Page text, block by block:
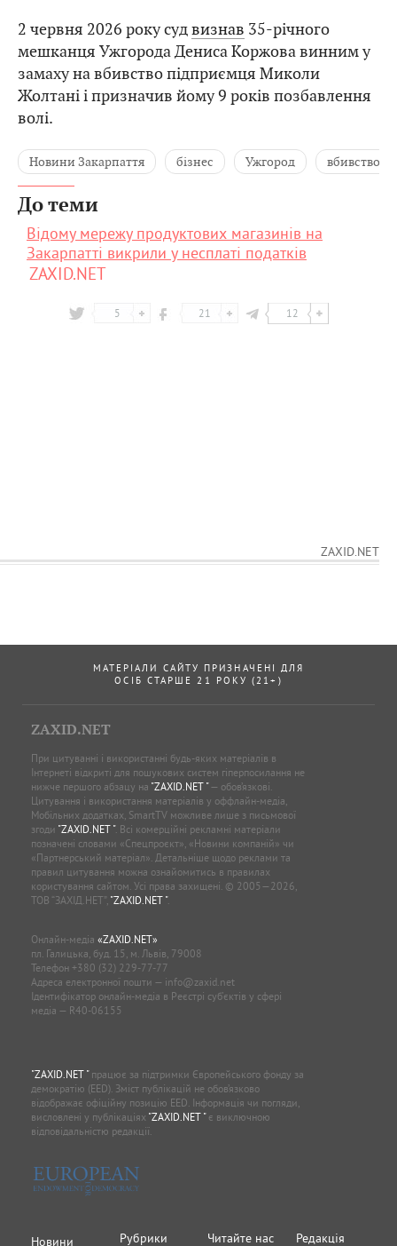
2 червня 2026 року судвизнав 35-річного
мешканця Ужгорода Дениса Коржова винним у
замаху на вбивство підприємця Миколи
Жолтані і призначив йому 9 років позбавлення
волі.
Новини Закарпаття бізнес Ужгород вбивство
До теми
Відому мережу продуктових магазинів на
Закарпатті викрили у несплаті податків
ZAXID.NET
5 21 12
ZAXID.NET
МАТЕРІАЛИ САЙТУ ПРИЗНАЧЕНІ ДЛЯ
ОСІБ СТАРШЕ 21 РОКУ (21+)
ZAXID.NET
При цитуванні і використанні будь-яких матеріалів в
Інтернеті відкриті для пошукових систем гіперпосилання не
нижче першого абзацу на "ZAXID.NET "— обов’язкові.
Цитування і використання матеріалів у оффлайн-медіа,
Мобільних додатках, SmartTV можливе лише з письмової
згоди "ZAXID.NET ". Всі комерційні рекламні матеріали
позначені словами «Спецпроєкт», «Новини компаній» чи
«Партнерський матеріал». Детальніше щодо реклами та
правил цитування можна ознайомитись в правилах
користування сайтом. Усі права захищені. © 2005—2026,
ТОВ “ЗАХІД.НЕТ”, "ZAXID.NET ".
Онлайн-медіа «ZAXID.NET»
пл. Галицька, буд. 15, м. Львів, 79008
Телефон +380 (32) 229-77-77
Адреса електронної пошти — info@zaxid.net
Ідентифікатор онлайн-медіа в Реєстрі суб'єктів у сфері
медіа — R40-06155
"ZAXID.NET "працює за підтримки Європейського фонду за
демократію (EED). Зміст публікацій не обов’язково
відображає офіційну позицію EED. Інформація чи погляди,
висловлені у публікаціях "ZAXID.NET "є виключною
відповідальністю редакції.
Новини Рубрики Читайте нас Редакція